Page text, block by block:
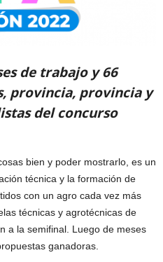
de trabajo y 66
provincia, provincia y
del concurso
bien y poder mostrarlo, es un
técnica y la formación de
con un agro cada vez más
técnicas y agrotécnicas de
a la semifinal. Luego de meses
ganadoras.